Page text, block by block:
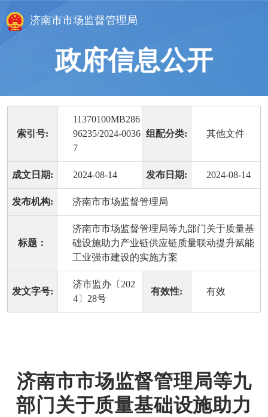
济南市市场监督管理局
政府信息公开
索引号:
11370100MB286
96235/2024-0036
7
组配分类: 其他文件
成文日期: 2024-08-14 发布日期: 2024-08-14
发布机构: 济南市市场监督管理局
标题：
济南市市场监督管理局等九部门关于质量基
础设施助力产业链供应链质量联动提升赋能
工业强市建设的实施方案
发文字号:
济市监办〔202
4〕28号
有效性: 有效
济南市市场监督管理局等九
部门关于质量基础设施助力